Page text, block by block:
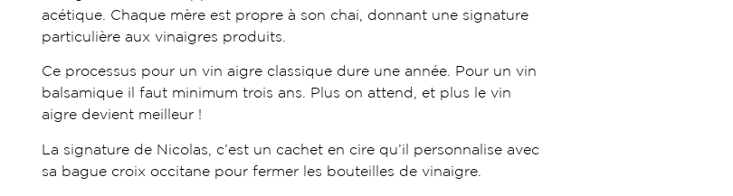
acétique. Chaque mère est propre à son chai, donnant une signature
particulière aux vinaigres produits.
Ce processus pour un vin aigre classique dure une année. Pour un vin
balsamique il faut minimum trois ans. Plus on attend, et plus le vin
aigre devient meilleur !
La signature de Nicolas, c’est un cachet en cire qu’il personnalise avec
sa bague croix occitane pour fermer les bouteilles de vinaigre.